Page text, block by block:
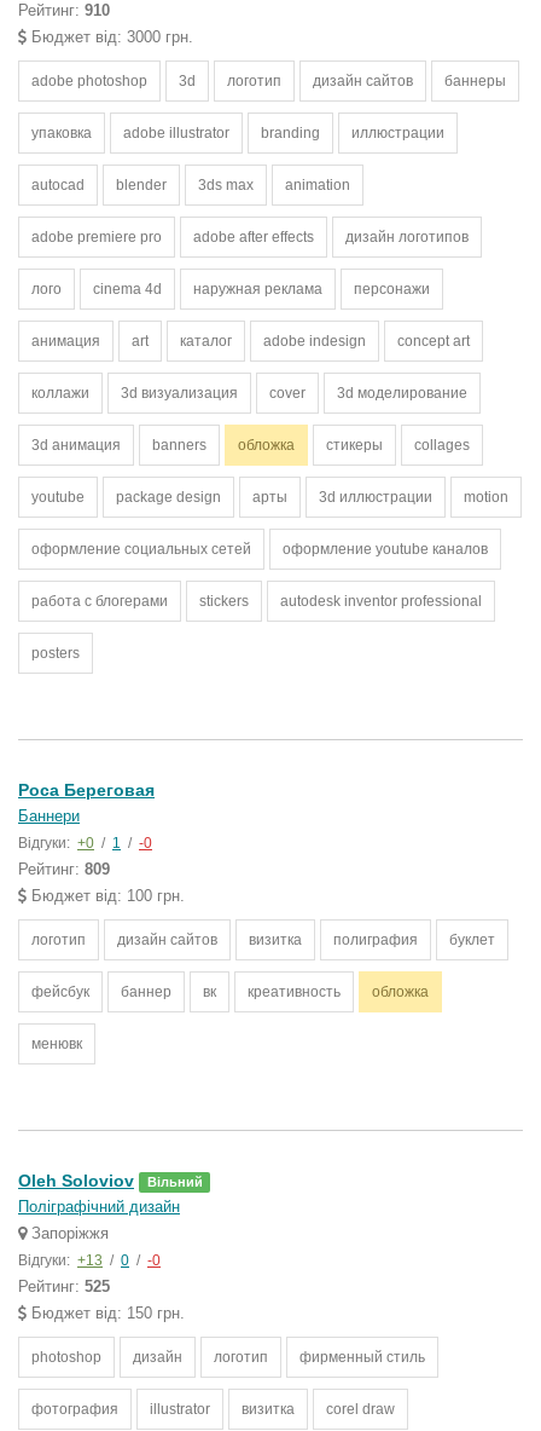
Рейтинг: 910
Бюджет від: 3000 грн.
adobe photoshop 3d логотип дизайн сайтов баннеры
упаковка adobe illustrator branding иллюстрации
autocad blender 3ds max animation
adobe premiere pro adobe after effects дизайн логотипов
лого cinema 4d наружная реклама персонажи
анимация art каталог adobe indesign concept art
коллажи 3d визуализация cover 3d моделирование
3d анимация banners обложка стикеры collages
youtube package design арты 3d иллюстрации motion
оформление социальных сетей оформление youtube каналов
работа с блогерами stickers autodesk inventor professional
posters
Роса Береговая
Баннери
Відгуки: +0 / 1 / -0
Рейтинг: 809
Бюджет від: 100 грн.
логотип дизайн сайтов визитка полиграфия буклет
фейсбук баннер вк креативность обложка
менювк
Oleh Soloviov Вільний
Поліграфічний дизайн
Запоріжжя
Відгуки: +13 / 0 / -0
Рейтинг: 525
Бюджет від: 150 грн.
photoshop дизайн логотип фирменный стиль
фотография illustrator визитка corel draw